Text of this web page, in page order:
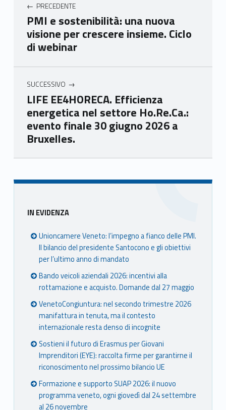
mer
e
Ven
eto
e
Ven
e
Ven
Ven
PRECEDENTE
PMI e sostenibilità: una nuova
visione per crescere insieme. Ciclo
di webinar
SUCCESSIVO
LIFE EE4HORECA. Efficienza
energetica nel settore Ho.Re.Ca.:
evento finale 30 giugno 2026 a
Bruxelles.
Skip back to main navigation
Sidebar
IN EVIDENZA
Unioncamere Veneto: l’impegno a fianco delle PMI.
Il bilancio del presidente Santocono e gli obiettivi
per l’ultimo anno di mandato
Bando veicoli aziendali 2026: incentivi alla
rottamazione e acquisto. Domande dal 27 maggio
VenetoCongiuntura: nel secondo trimestre 2026
manifattura in tenuta, ma il contesto
internazionale resta denso di incognite
Sostieni il futuro di Erasmus per Giovani
Imprenditori (EYE): raccolta firme per garantirne il
riconoscimento nel prossimo bilancio UE
Formazione e supporto SUAP 2026: il nuovo
programma veneto, ogni giovedì dal 24 settembre
al 26 novembre